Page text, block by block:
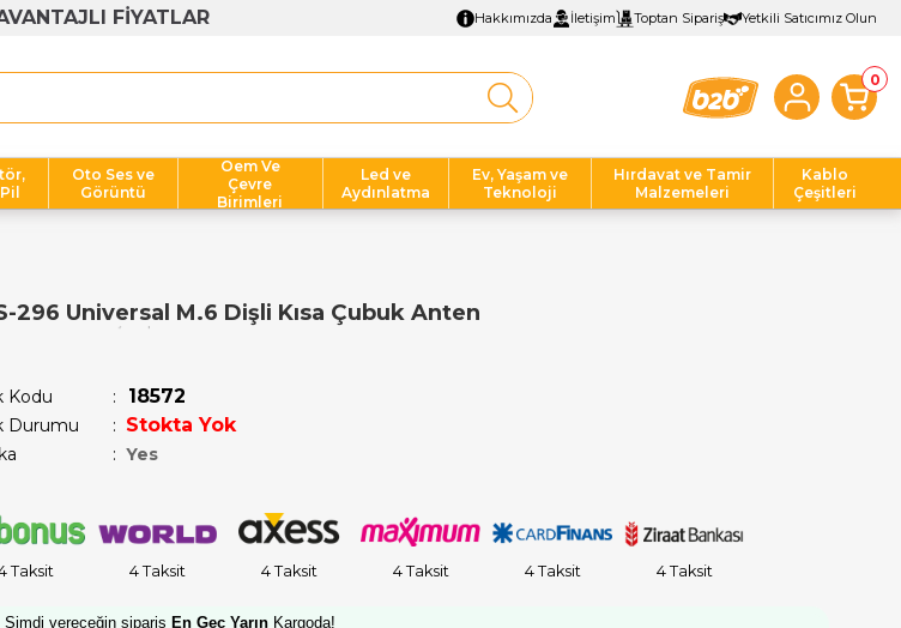
KARGO Hakkımızda İletişim Toptan Sipariş Yetkili Satıcımız Olun
0
Oto Ses ve
Görüntü
Oem Ve
Çevre
Birimleri
Led ve
Aydınlatma
Ev, Yaşam ve
Teknoloji
Hırdavat ve Tamir
Malzemeleri
Kablo
Çeşitleri
296 Universal M.6 Dişli Kısa Çubuk Anten
Kodu 18572
Durumu : Stokta Yok
: Yes
Taksit 4 Taksit 4 Taksit 4 Taksit 4 Taksit 4 Taksit
Şimdi vereceğin sipariş En Geç Yarın Kargoda!